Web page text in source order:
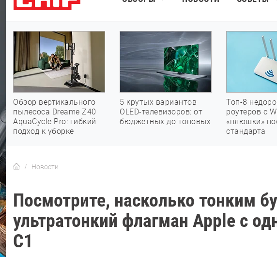
Обзор вертикального
пылесоса Dreame Z40
AquaCycle Pro: гибкий
подход к уборке
5 крутых вариантов
OLED-телевизоров: от
бюджетных до топовых
Топ-8
роутеров с
«плюшки»
стандарта
Новости
Посмотрите, насколько тонким
ультратонкий флагман Apple с
C1